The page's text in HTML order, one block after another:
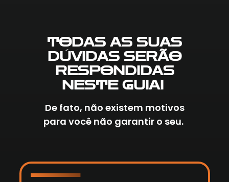
TODAS AS SUAS
DÚVIDAS SERÃO
RESPONDIDAS
NESTE GUIA!
De fato, não existem motivos
para você não garantir o seu.